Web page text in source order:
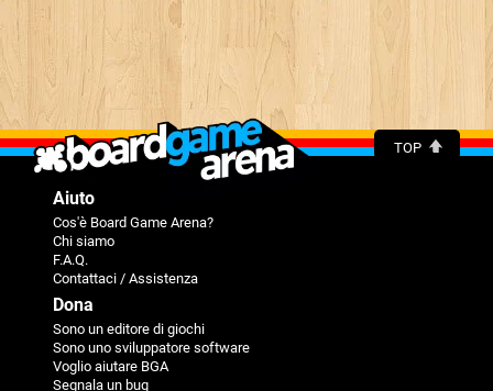
TOP
Aiuto
Cos'è Board Game Arena?
Chi siamo
F.A.Q.
Contattaci / Assistenza
Dona
Sono un editore di giochi
Sono uno sviluppatore software
Voglio aiutare BGA
Segnala un bug